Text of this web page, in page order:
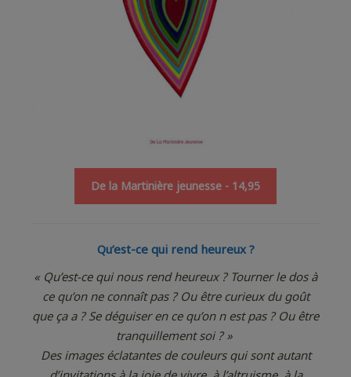
De la Martinière jeunesse - 14,95
Qu’est-ce qui rend heureux ?
« Qu’est-ce qui nous rend heureux ? Tourner le dos à
ce qu’on ne connaît pas ? Ou être curieux du goût
que ça a ? Se déguiser en ce qu’on n est pas ? Ou être
tranquillement soi ? »
Des images éclatantes de couleurs qui sont autant